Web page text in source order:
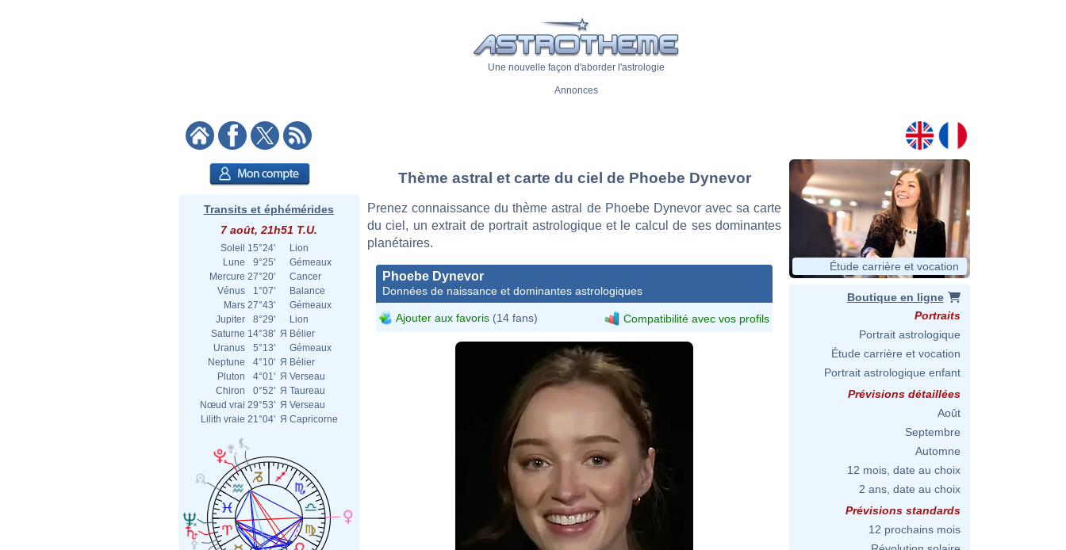
Une nouvelle façon d'aborder l'astrologie
Annonces
Transits et éphémérides
7 août, 21h51 T.U.
Soleil 15°24'
Lion
Lune
9°25'
Gémeaux
Mercure 27°20'
Cancer
Vénus
1°07'
Balance
Mars 27°43'
Gémeaux
Jupiter
8°29'
Lion
Saturne 14°38' Я Bélier
Uranus
5°13'
Gémeaux
Neptune
4°10' Я Bélier
Pluton
4°01' Я Verseau
Chiron
0°52' Я Taureau
Nœud vrai 29°53' Я Verseau
Lilith vraie 21°04' Я Capricorne
Thème astral et carte du ciel de Phoebe Dynevor
Prenez connaissance du thème astral de Phoebe Dynevor avec sa carte
du ciel, un extrait de portrait astrologique et le calcul de ses dominantes
planétaires.
Phoebe Dynevor
Données de naissance et dominantes astrologiques
Ajouter aux favoris (14 fans) Compatibilité avec vos profils
Étude carrière et vocation
Boutique en ligne
Portraits
Portrait astrologique
Étude carrière et vocation
Portrait astrologique enfant
Prévisions détaillées
Août
Septembre
Automne
12 mois, date au choix
2 ans, date au choix
Prévisions standards
12 prochains mois